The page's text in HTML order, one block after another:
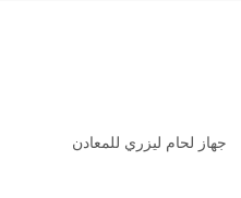
جهاز لحام ليزري للمعادن